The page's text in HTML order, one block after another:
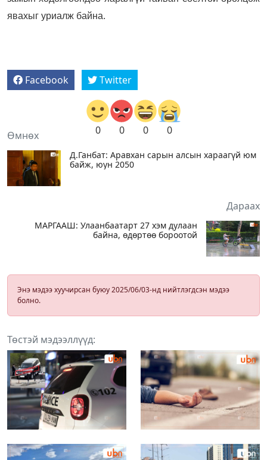
явахыг уриалж байна.
Facebook Twitter
0 0 0 0
Өмнөх
Д.Ганбат: Аравхан сарын алсын хараагүй юм
байж, юун 2050
Дараах
МАРГААШ: Улаанбаатарт 27 хэм дулаан
байна, өдөртөө бороотой
Энэ мэдээ хуучирсан буюу 2025/06/03-нд нийтлэгдсэн мэдээ
болно.
Төстэй мэдээллүүд: